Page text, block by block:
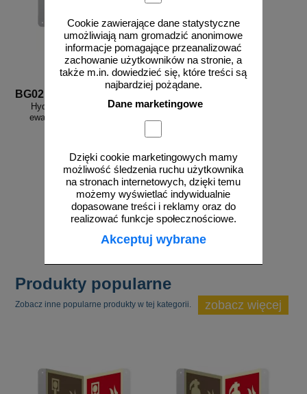
Cookie zawierające dane statystyczne
umożliwiają nam gromadzić anonimowe
informacje pomagające przeanalizować
zachowanie użytkowników na stronie, a
także m.in. dowiedzieć się, które treści są
najbardziej pożądane.
Dane marketingowe
Dzięki cookie marketingowych mamy
możliwość śledzenia ruchu użytkownika
na stronach internetowych, dzięki temu
możemy wyświetlać indywidualnie
dopasowane treści i reklamy oraz do
realizować funkcje społecznościowe.
Akceptuj wybrane
BG021
Hydrant wewnętrzny - znak
ewakuacyjny, przestrzenny,
od 58,04 zł
47,19 zł netto
do koszyka
Produkty popularne
Zobacz inne popularne produkty w tej kategorii. zobacz więcej